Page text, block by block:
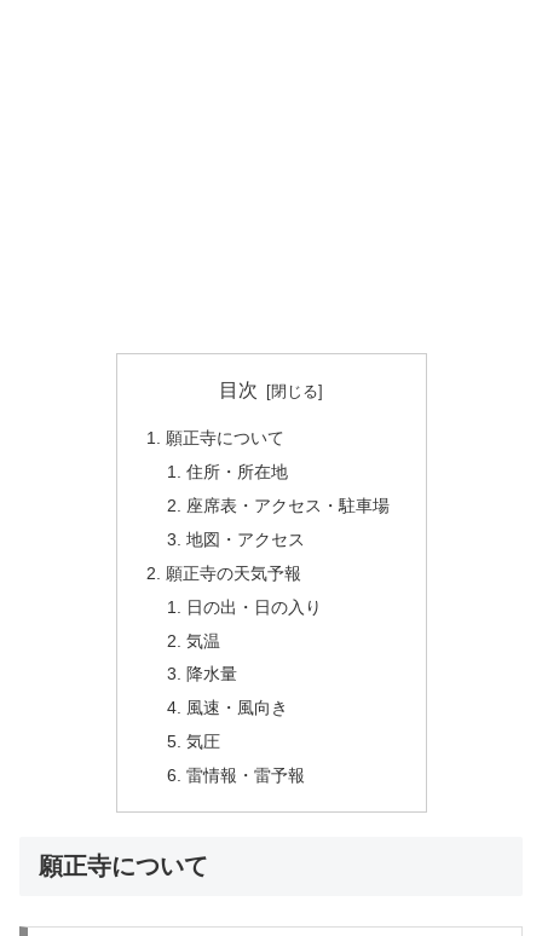
目次
願正寺について
住所・所在地
座席表・アクセス・駐車場
地図・アクセス
願正寺の天気予報
日の出・日の入り
気温
降水量
風速・風向き
気圧
雷情報・雷予報
願正寺について